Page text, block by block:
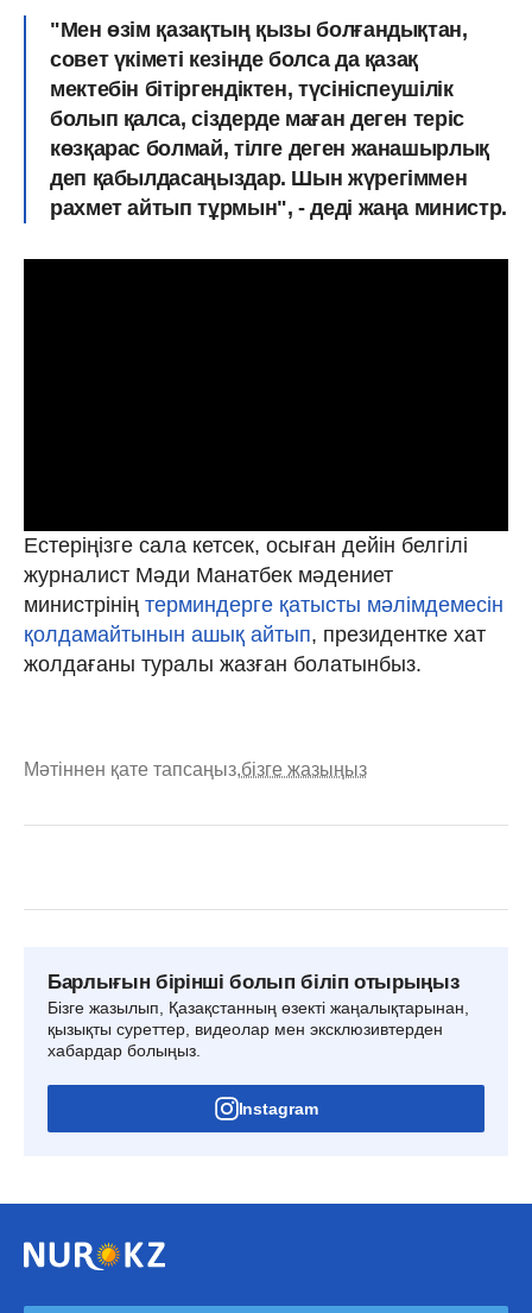
"Мен өзім қазақтың қызы болғандықтан,
совет үкіметі кезінде болса да қазақ
мектебін бітіргендіктен, түсініспеушілік
болып қалса, сіздерде маған деген теріс
көзқарас болмай, тілге деген жанашырлық
деп қабылдасаңыздар. Шын жүрегіммен
рахмет айтып тұрмын", - деді жаңа министр.
Естеріңізге сала кетсек, осыған дейін белгілі
журналист Мәди Манатбек мәдениет
министрінің терминдерге қатысты мәлімдемесін
қолдамайтынын ашық айтып, президентке хат
жолдағаны туралы жазған болатынбыз.
Мәтіннен қате тапсаңыз,бізге жазыңыз
Барлығын бірінші болып біліп отырыңыз
Бізге жазылып, Қазақстанның өзекті жаңалықтарынан,
қызықты суреттер, видеолар мен эксклюзивтерден
хабардар болыңыз.
Instagram